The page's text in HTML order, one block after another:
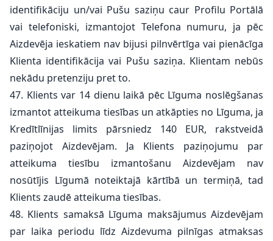
identifikāciju un/vai Pušu saziņu caur Profilu Portālā
vai telefoniski, izmantojot Telefona numuru, ja pēc
Aizdevēja ieskatiem nav bijusi pilnvērtīga vai pienācīga
Klienta identifikācija vai Pušu saziņa. Klientam nebūs
nekādu pretenziju pret to.
47. Klients var 14 dienu laikā pēc Līguma noslēgšanas
izmantot atteikuma tiesības un atkāpties no Līguma, ja
Kredītlīnijas limits pārsniedz 140 EUR, rakstveidā
paziņojot Aizdevējam. Ja Klients paziņojumu par
atteikuma tiesību izmantošanu Aizdevējam nav
nosūtījis Līgumā noteiktajā kārtībā un termiņā, tad
Klients zaudē atteikuma tiesības.
48. Klients samaksā Līguma maksājumus Aizdevējam
par laika periodu līdz Aizdevuma pilnīgas atmaksas